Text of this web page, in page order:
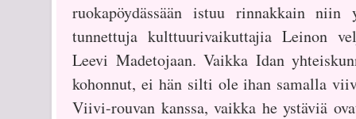
ruokapöydässään istuu rinnakkain niin
tunnettuja kulttuurivaikuttajia Leinon
Leevi Madetojaan. Vaikka Idan
kohonnut, ei hän silti ole ihan samalla
Viivi-rouvan kanssa, vaikka he ystäviä